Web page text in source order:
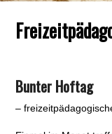
Bunter Hoftag
–